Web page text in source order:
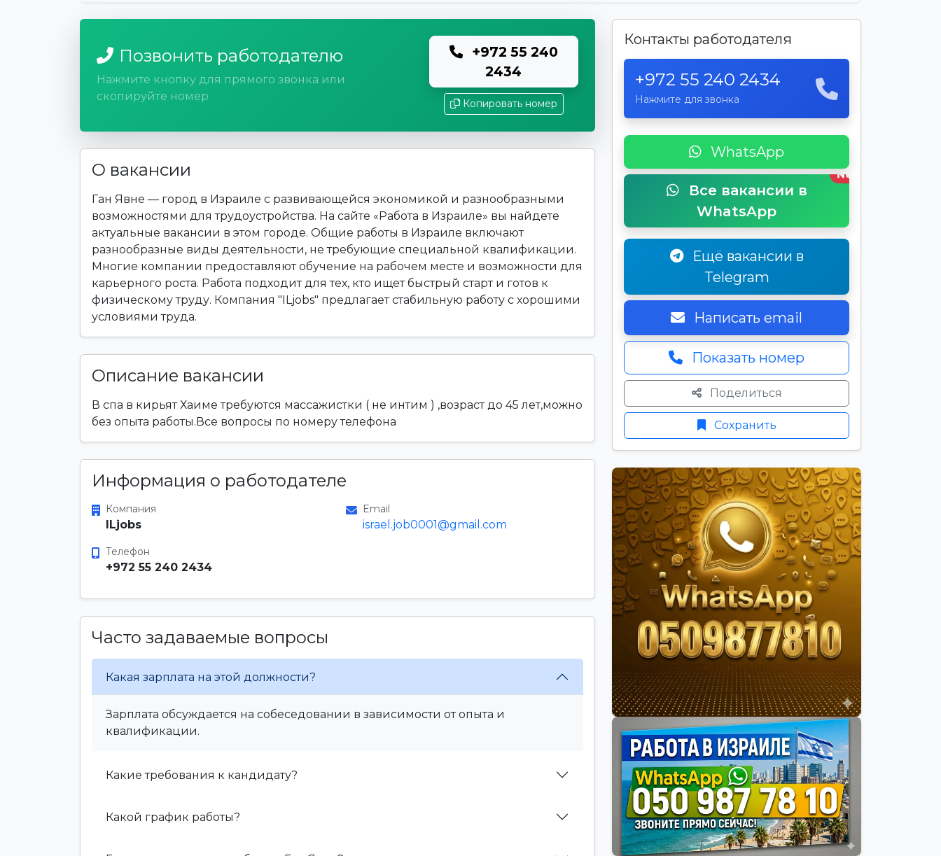
Позвонить работодателю
Нажмите кнопку для прямого звонка или
скопируйте номер
+972 55 240
2434
Копировать номер
О вакансии
Ган Явне — город в Израиле с развивающейся экономикой и разнообразными
возможностями для трудоустройства. На сайте «Работа в Израиле» вы найдете
актуальные вакансии в этом городе. Общие работы в Израиле включают
разнообразные виды деятельности, не требующие специальной квалификации.
Многие компании предоставляют обучение на рабочем месте и возможности для
карьерного роста. Работа подходит для тех, кто ищет быстрый старт и готов к
физическому труду. Компания "ILjobs" предлагает стабильную работу с хорошими
условиями труда.
Описание вакансии
В спа в кирьят Хаиме требуются массажистки ( не интим ) ,возраст до 45 лет,можно
без опыта работы.Все вопросы по номеру телефона
Информация о работодателе
Компания
ILjobs
Email
israel.job0001@gmail.com
Телефон
+972 55 240 2434
Часто задаваемые вопросы
Какая зарплата на этой должности?
Зарплата обсуждается на собеседовании в зависимости от опыта и
квалификации.
Какие требования к кандидату?
Какой график работы?
Контакты работодателя
+972 55 240 2434
Нажмите для звонка
WhatsApp
Все вакансии в
WhatsApp
New
Ещё вакансии в
Telegram
Написать email
Показать номер
Поделиться
Сохранить